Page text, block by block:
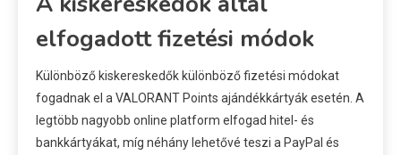
elfogadott fizetési módok
Különböző kiskereskedők különböző fizetési módokat
fogadnak el a VALORANT Points ajándékkártyák esetén. A
legtöbb nagyobb online platform elfogad hitel- és
bankkártyákat, míg néhány lehetővé teszi a PayPal és